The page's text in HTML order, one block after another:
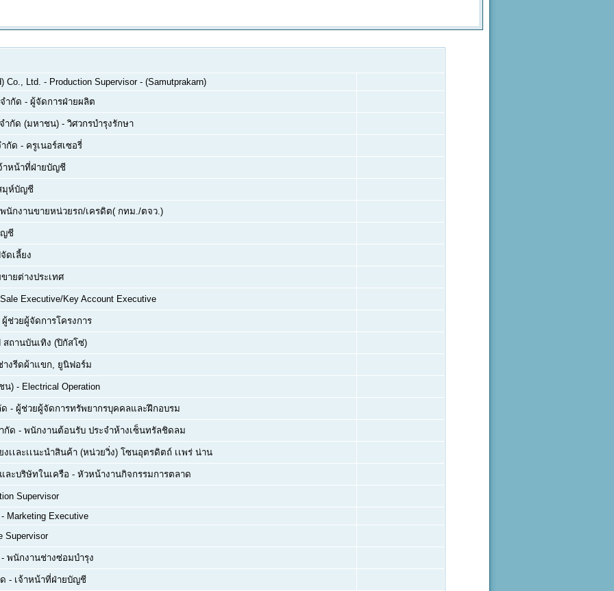
Co., Ltd. - Production Supervisor - (Samutprakarn)
ำกัด - ผู้จัดการฝ่ายผลิต
ำกัด (มหาชน) - วิศวกรบำรุงรักษา
กัด - ครูเนอร์สเซอรี่
าหน้าที่ฝ่ายบัญชี
มุห์บัญชี
พนักงานขายหน่วยรถ/เครดิต( กทม./ตจว.)
ญชี
ดเลี้ยง
ายต่างประเทศ
Sale Executive/Key Account Executive
ผู้ช่วยผู้จัดการโครงการ
สถานบันเทิง (ปิกัสโซ่)
างรีดผ้าแขก, ยูนิฟอร์ม
น) - Electrical Operation
- ผู้ช่วยผู้จัดการทรัพยากรบุคคลและฝึกอบรม
กัด - พนักงานต้อนรับ ประจำห้างเซ็นทรัลชิดลม
งเเละเเนะนำสินค้า (หน่วยวิ่ง) โซนอุตรดิตถ์ เเพร่ น่าน
ละบริษัทในเครือ - หัวหน้างานกิจกรรมการตลาด
Supervisor
Marketing Executive
Supervisor
พนักงานช่างซ่อมบำรุง
- เจ้าหน้าที่ฝ่ายบัญชี